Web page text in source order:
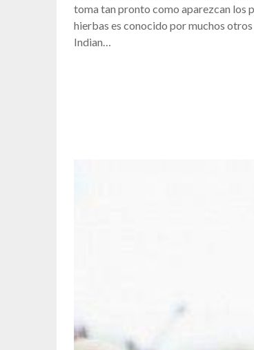
toma tan pronto como aparezcan los
hierbas es conocido por muchos
Indian…